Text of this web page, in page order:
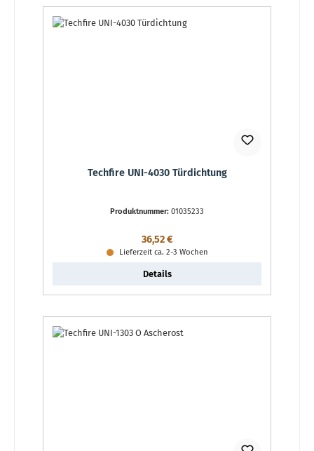
Techfire UNI-4030 Türdichtung
Produktnummer: 01035233
Regulärer Preis:
36,52 €
Lieferzeit ca. 2-3 Wochen
Details